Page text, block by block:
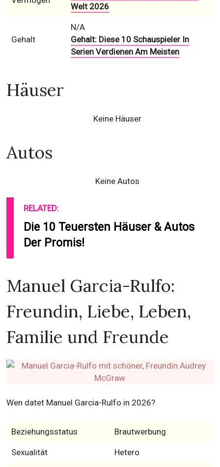
Welt 2026
Gehalt
N/A
Gehalt: Diese 10 Schauspieler In
Serien Verdienen Am Meisten
Häuser
Keine Häuser
Autos
Keine Autos
RELATED:
Die 10 Teuersten Häuser & Autos
Der Promis!
Manuel Garcia-Rulfo:
Freundin, Liebe, Leben,
Familie und Freunde
Wen datet Manuel Garcia-Rulfo in 2026?
Beziehungsstatus Brautwerbung
Sexualität Hetero